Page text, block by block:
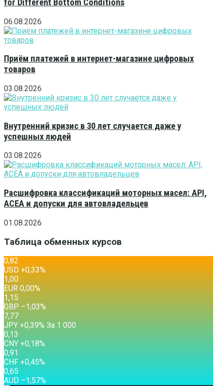
for Different Bottom Conditions
06.08.2026
Приём платежей в интернет-магазине цифровых
товаров
03.08.2026
Внутренний кризис в 30 лет случается даже у
успешных людей
03.08.2026
Расшифровка классификаций моторных масел: API,
ACEA и допуски для автовладельцев
01.08.2026
Таблица обменных курсов
0,82
USD +0,33%
1,00
EUR 0,00%
1,15
GBP –1,03%
7,77
JPY +0,39% За 1 000
0,13
CNY +0,18%
0,91
CHF +0,45%
0,65
AUD –1,57%